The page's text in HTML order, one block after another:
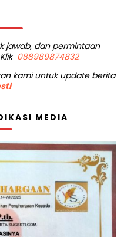
jawab, dan permintaan
088989874832
kami untuk update berita
MEDIA